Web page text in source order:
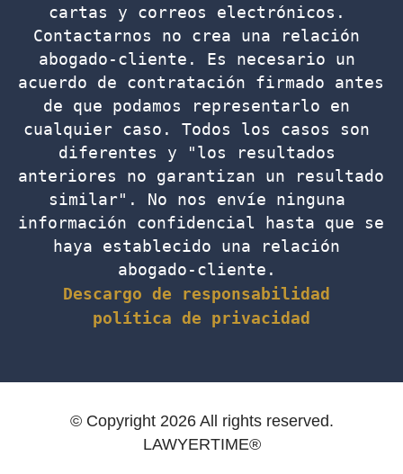
cartas y correos electrónicos.
Contactarnos no crea una relación
abogado-cliente. Es necesario un
acuerdo de contratación firmado antes
de que podamos representarlo en
cualquier caso. Todos los casos son
diferentes y "los resultados
anteriores no garantizan un resultado
similar". No nos envíe ninguna
información confidencial hasta que se
haya establecido una relación
abogado-cliente.
Descargo de responsabilidad
política de privacidad
© Copyright 2026 All rights reserved.
LAWYERTIME®